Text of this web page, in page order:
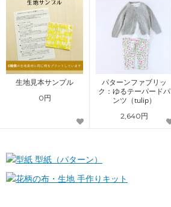
生地見本サンプル
0円
パターンファブリッ
ク：ゆるテーパードパ
ンツ（tulip）
2,640円
型紙（パターン）
手作りキット